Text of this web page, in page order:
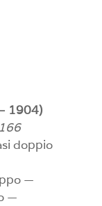
1904)
doppio
—
—